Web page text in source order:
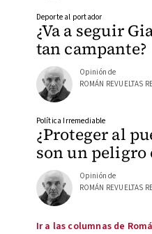
¿Va a seguir
tan campante?
Deporte al portador
Opinión de
ROMÁN REVUELTAS
¿Proteger al
son un peligro
Política Irremediable
Opinión de
ROMÁN REVUELTAS
Ir a las columnas de